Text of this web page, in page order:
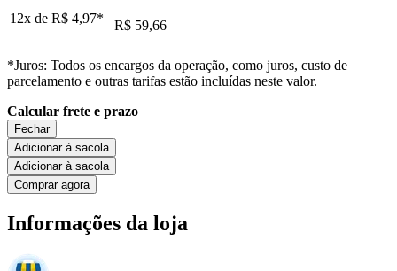
12x de R$ 4,97* R$ 59,66
*Juros: Todos os encargos da operação, como juros, custo de
parcelamento e outras tarifas estão incluídas neste valor.
Calcular frete e prazo
Fechar
Adicionar à sacola
Adicionar à sacola
Comprar agora
Informações da loja